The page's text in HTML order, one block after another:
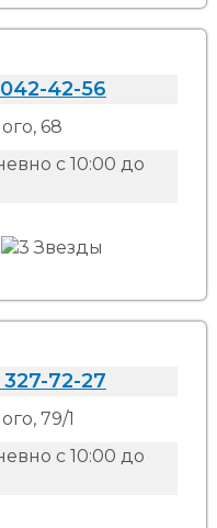
42-56
68
с 10:00 до
72-27
79/1
с 10:00 до